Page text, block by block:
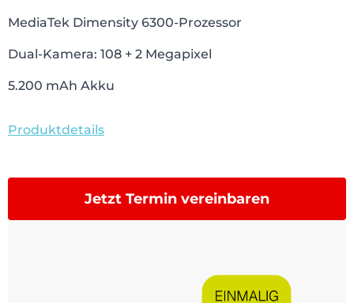
MediaTek Dimensity 6300-Prozessor
Dual-Kamera: 108 + 2 Megapixel
5.200 mAh Akku
Produktdetails
Jetzt Termin vereinbaren